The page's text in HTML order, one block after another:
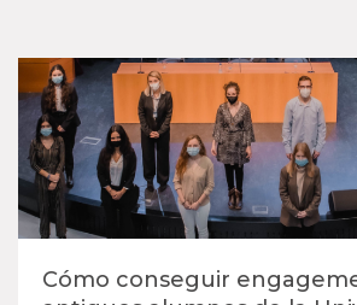
Cómo conseguir